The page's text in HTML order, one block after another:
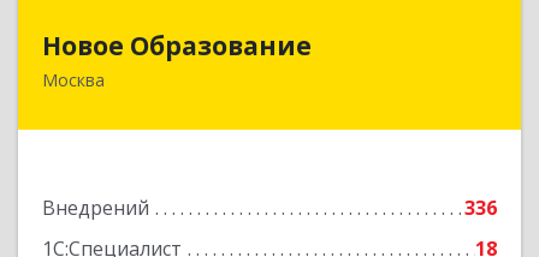
Новое Образование
Москва
Внедрений
336
1С:Специалист
18
125565, Москва г, Флотская ул, дом № 2, кв.17